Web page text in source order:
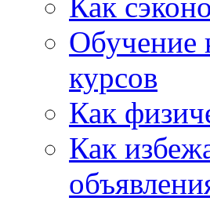
Обучение
курсов
Как
Как